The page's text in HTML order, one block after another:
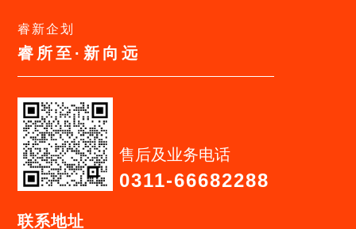
睿新企划
睿所至·新向远
售后及业务电话
0311-66682288
联系地址